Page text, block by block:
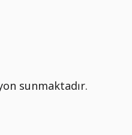
sunmaktadır.